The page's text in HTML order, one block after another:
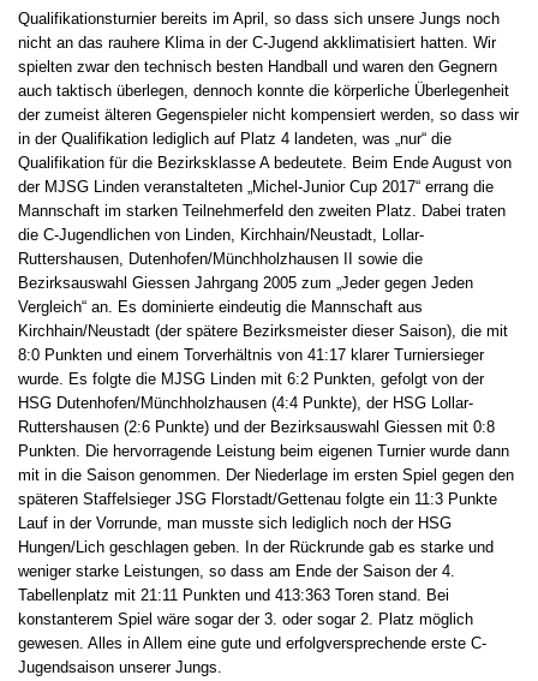
Qualifikationsturnier bereits im April, so dass sich unsere Jungs noch
nicht an das rauhere Klima in der C-Jugend akklimatisiert hatten. Wir
spielten zwar den technisch besten Handball und waren den Gegnern
auch taktisch überlegen, dennoch konnte die körperliche Überlegenheit
der zumeist älteren Gegenspieler nicht kompensiert werden, so dass wir
in der Qualifikation lediglich auf Platz 4 landeten, was „nur“ die
Qualifikation für die Bezirksklasse A bedeutete. Beim Ende August von
der MJSG Linden veranstalteten „Michel-Junior Cup 2017“ errang die
Mannschaft im starken Teilnehmerfeld den zweiten Platz. Dabei traten
die C-Jugendlichen von Linden, Kirchhain/Neustadt, Lollar-
Ruttershausen, Dutenhofen/Münchholzhausen II sowie die
Bezirksauswahl Giessen Jahrgang 2005 zum „Jeder gegen Jeden
Vergleich“ an. Es dominierte eindeutig die Mannschaft aus
Kirchhain/Neustadt (der spätere Bezirksmeister dieser Saison), die mit
8:0 Punkten und einem Torverhältnis von 41:17 klarer Turniersieger
wurde. Es folgte die MJSG Linden mit 6:2 Punkten, gefolgt von der
HSG Dutenhofen/Münchholzhausen (4:4 Punkte), der HSG Lollar-
Ruttershausen (2:6 Punkte) und der Bezirksauswahl Giessen mit 0:8
Punkten. Die hervorragende Leistung beim eigenen Turnier wurde dann
mit in die Saison genommen. Der Niederlage im ersten Spiel gegen den
späteren Staffelsieger JSG Florstadt/Gettenau folgte ein 11:3 Punkte
Lauf in der Vorrunde, man musste sich lediglich noch der HSG
Hungen/Lich geschlagen geben. In der Rückrunde gab es starke und
weniger starke Leistungen, so dass am Ende der Saison der 4.
Tabellenplatz mit 21:11 Punkten und 413:363 Toren stand. Bei
konstanterem Spiel wäre sogar der 3. oder sogar 2. Platz möglich
gewesen. Alles in Allem eine gute und erfolgversprechende erste C-
Jugendsaison unserer Jungs.